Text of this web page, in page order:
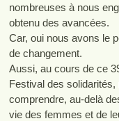
nombreuses à nous
obtenu des avancées.
Car, oui nous avons le
de changement.
Aussi, au cours de ce
Festival des
comprendre, au-delà
vie des femmes et de